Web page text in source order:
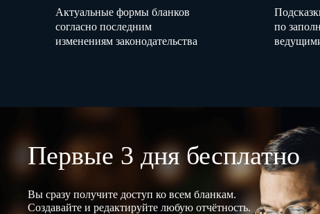
Актуальные формы бланков
согласно последним
изменениям законодательства
по
Первые 3 дня бесплатно
Вы сразу получите доступ ко всем бланкам.
Создавайте и редактируйте любую отчётность.